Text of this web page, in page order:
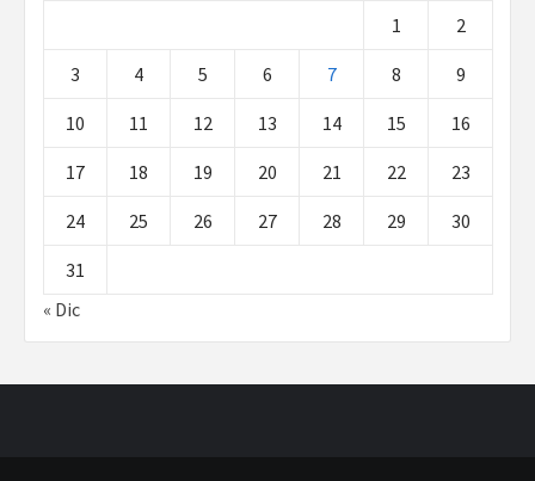
1
2
3 4 5 6 7 8 9
10 11 12 13 14 15 16
17 18 19 20 21 22 23
24 25 26 27 28 29 30
31
« Dic